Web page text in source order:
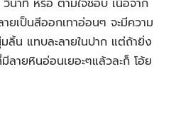
ยเป็นสีออกเทาอ่อนๆ จะมีความ
มลิ้น แทบละลายในปาก แต่ถ้ายิ่ง
ลายหินอ่อนเยอะๆแล้วละก็ โอ้ย